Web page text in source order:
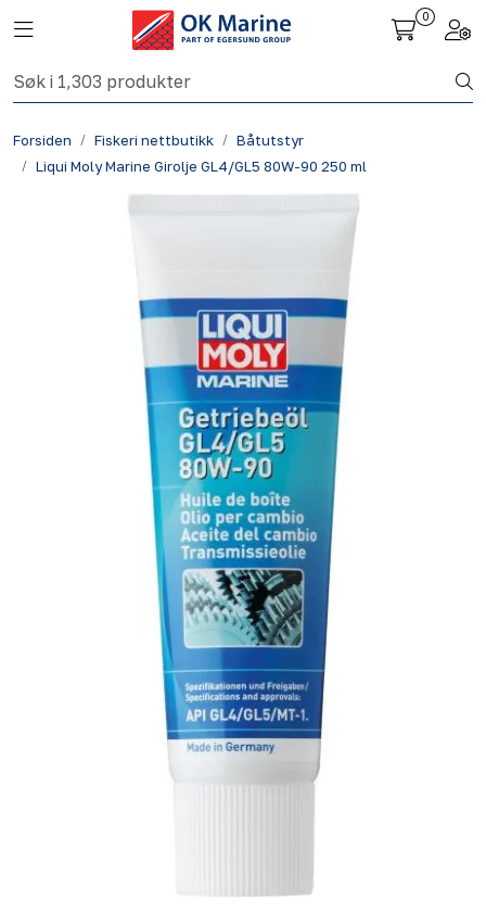
Skip to main content
Toggle navigation
0
Forsiden Fiskeri nettbutikk
Båtutstyr
Liqui Moly Marine Girolje GL4/GL5 80W-90 250 ml
Fiskeri nettbutikk
Havbruk